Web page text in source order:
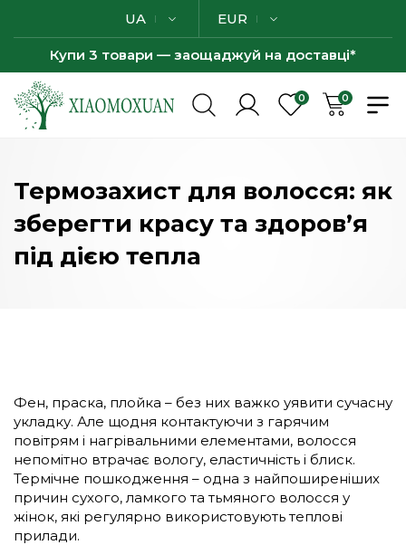
UA EUR
Купи 3 товари — заощаджуй на доставці*
0 0
Термозахист для волосся: як
зберегти красу та здоров’я
під дією тепла
Фен, праска, плойка – без них важко уявити сучасну
укладку. Але щодня контактуючи з гарячим
повітрям і нагрівальними елементами, волосся
непомітно втрачає вологу, еластичність і блиск.
Термічне пошкодження – одна з найпоширеніших
причин сухого, ламкого та тьмяного волосся у
жінок, які регулярно використовують теплові
прилади.